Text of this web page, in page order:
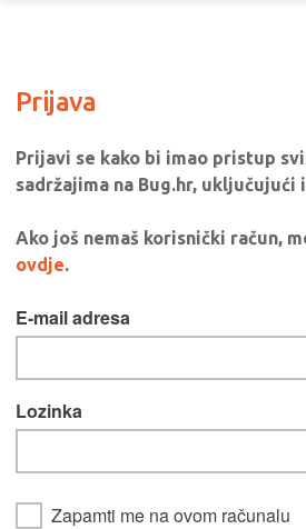
Prijava
Prijavi se kako bi imao pristup
sadržajima na Bug.hr, uključujući
Ako još nemaš korisnički račun,
ovdje.
E-mail adresa
Lozinka
Zapamti me na ovom računalu